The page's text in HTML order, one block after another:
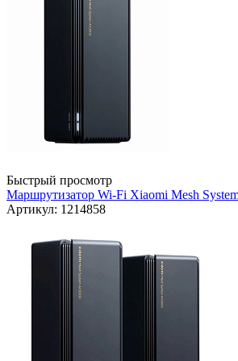
Быстрый просмотр
Маршрутизатор Wi-Fi Xiaomi Mesh
Артикул: 1214858